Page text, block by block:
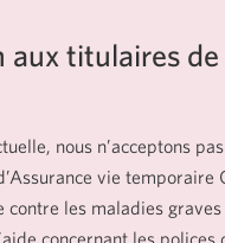
aux titulaires
nous n’acceptons
vie temporaire
contre les maladies graves
concernant les polices